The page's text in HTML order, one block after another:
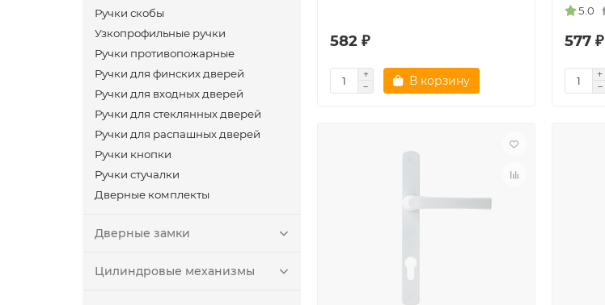
Ручки скобы
Узкопрофильные ручки
Ручки противопожарные
Ручки для финских дверей
Ручки для входных дверей
Ручки для стеклянных дверей
Ручки для распашных дверей
Ручки кнопки
Ручки стучалки
Дверные комплекты
Дверные замки
Цилиндровые механизмы
582 ₽
В корзину
5.0
577 ₽